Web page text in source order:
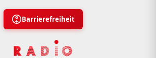
Barrierefreiheit